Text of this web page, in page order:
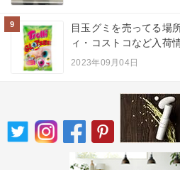
9
目玉グミを売ってる場
ィ・コストコなど入荷
2023年09月04日